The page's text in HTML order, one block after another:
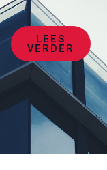
LEES
VERDER